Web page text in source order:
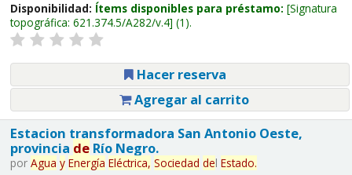
Disponibilidad: Ítems disponibles para préstamo: Signatura
topográfica: 621.374.5/A282/v.4 (1).
Hacer reserva
Agregar al carrito
Estacion transformadora San Antonio Oeste,
provincia deRío Negro.
por Agua y Energía Eléctrica, Sociedad del Estado.